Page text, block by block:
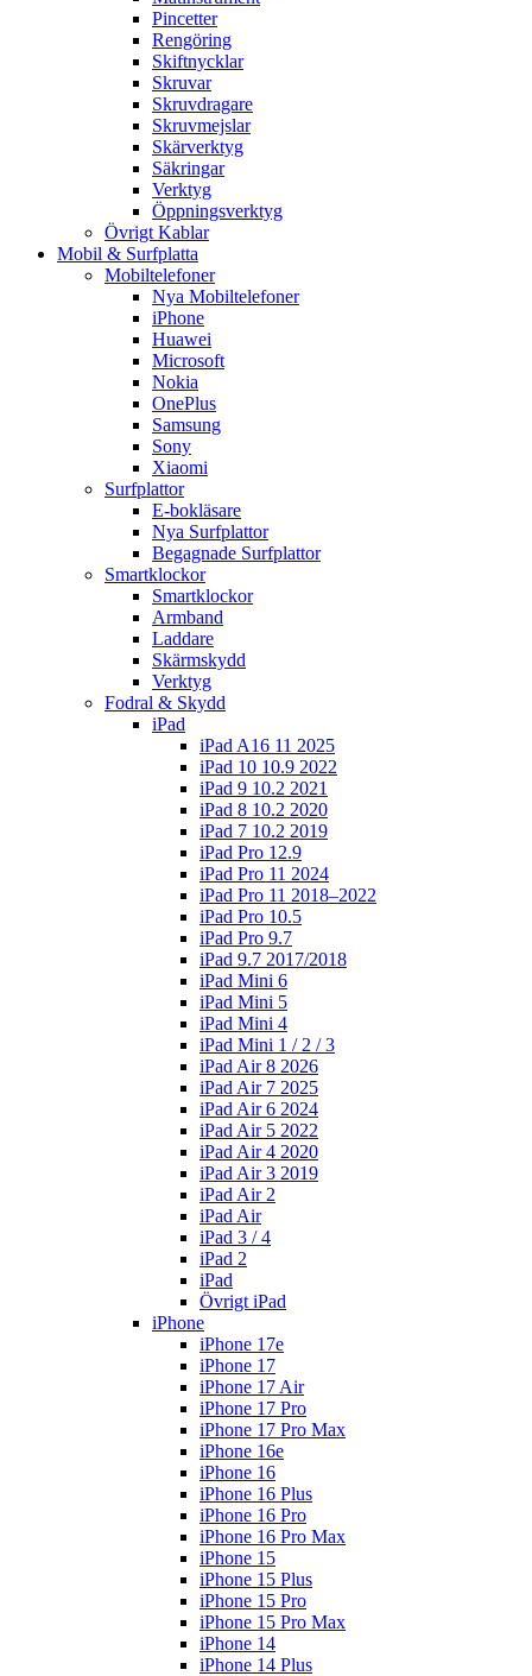
Pincetter
Rengöring
Skiftnycklar
Skruvar
Skruvdragare
Skruvmejslar
Skärverktyg
Säkringar
Verktyg
Öppningsverktyg
Övrigt Kablar
Mobil & Surfplatta
Mobiltelefoner
Nya Mobiltelefoner
iPhone
Huawei
Microsoft
Nokia
OnePlus
Samsung
Sony
Xiaomi
Surfplattor
E-bokläsare
Nya Surfplattor
Begagnade Surfplattor
Smartklockor
Smartklockor
Armband
Laddare
Skärmskydd
Verktyg
Fodral & Skydd
iPad
iPad A16 11 2025
iPad 10 10.9 2022
iPad 9 10.2 2021
iPad 8 10.2 2020
iPad 7 10.2 2019
iPad Pro 12.9
iPad Pro 11 2024
iPad Pro 11 2018–2022
iPad Pro 10.5
iPad Pro 9.7
iPad 9.7 2017/2018
iPad Mini 6
iPad Mini 5
iPad Mini 4
iPad Mini 1 / 2 / 3
iPad Air 8 2026
iPad Air 7 2025
iPad Air 6 2024
iPad Air 5 2022
iPad Air 4 2020
iPad Air 3 2019
iPad Air 2
iPad Air
iPad 3 / 4
iPad 2
iPad
Övrigt iPad
iPhone
iPhone 17e
iPhone 17
iPhone 17 Air
iPhone 17 Pro
iPhone 17 Pro Max
iPhone 16e
iPhone 16
iPhone 16 Plus
iPhone 16 Pro
iPhone 16 Pro Max
iPhone 15
iPhone 15 Plus
iPhone 15 Pro
iPhone 15 Pro Max
iPhone 14
iPhone 14 Plus